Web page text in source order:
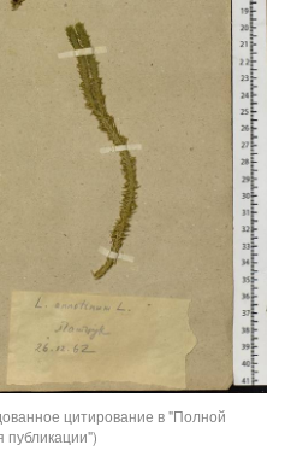
цитирование в "Полной
публикации")